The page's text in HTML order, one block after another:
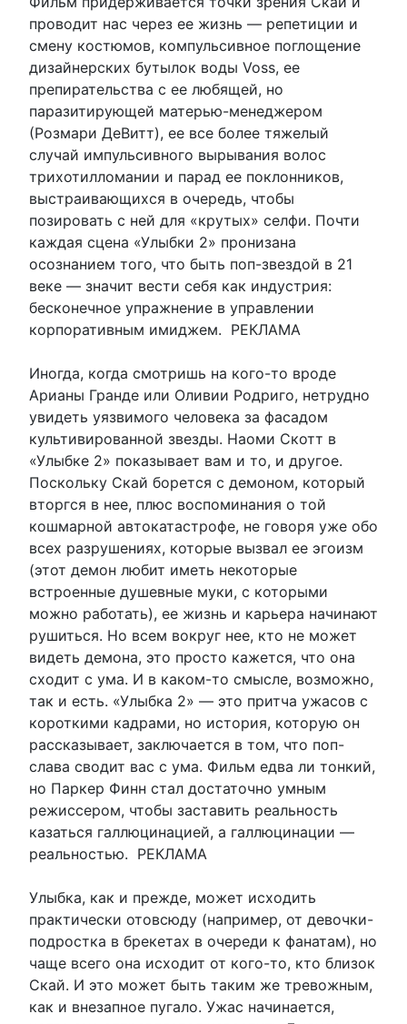
проводит нас через ее жизнь — репетиции и
смену костюмов, компульсивное поглощение
дизайнерских бутылок воды Voss, ее
препирательства с ее любящей, но
паразитирующей матерью-менеджером
(Розмари ДеВитт), ее все более тяжелый
случай импульсивного вырывания волос
трихотилломании и парад ее поклонников,
выстраивающихся в очередь, чтобы
позировать с ней для «крутых» селфи. Почти
каждая сцена «Улыбки 2» пронизана
осознанием того, что быть поп-звездой в 21
веке — значит вести себя как индустрия:
бесконечное упражнение в управлении
корпоративным имиджем. РЕКЛАМА
Иногда, когда смотришь на кого-то вроде
Арианы Гранде или Оливии Родриго, нетрудно
увидеть уязвимого человека за фасадом
культивированной звезды. Наоми Скотт в
«Улыбке 2» показывает вам и то, и другое.
Поскольку Скай борется с демоном, который
вторгся в нее, плюс воспоминания о той
кошмарной автокатастрофе, не говоря уже обо
всех разрушениях, которые вызвал ее эгоизм
(этот демон любит иметь некоторые
встроенные душевные муки, с которыми
можно работать), ее жизнь и карьера начинают
рушиться. Но всем вокруг нее, кто не может
видеть демона, это просто кажется, что она
сходит с ума. И в каком-то смысле, возможно,
так и есть. «Улыбка 2» — это притча ужасов с
короткими кадрами, но история, которую он
рассказывает, заключается в том, что поп-
слава сводит вас с ума. Фильм едва ли тонкий,
но Паркер Финн стал достаточно умным
режиссером, чтобы заставить реальность
казаться галлюцинацией, а галлюцинации —
реальностью. РЕКЛАМА
Улыбка, как и прежде, может исходить
практически отовсюду (например, от девочки-
подростка в брекетах в очереди к фанатам), но
чаще всего она исходит от кого-то, кто близок
Скай. И это может быть таким же тревожным,
как и внезапное пугало. Ужас начинается,